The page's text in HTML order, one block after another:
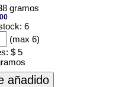
gramos
6
(max 6)
$ 5
añadido